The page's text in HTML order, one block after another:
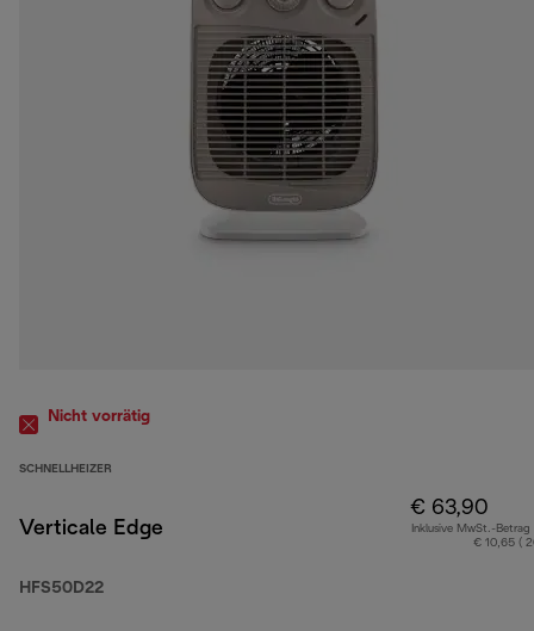
Nicht vorrätig
SCHNELLHEIZER
Verticale Edge
HFS50D22
€ 63,90
Inklusive MwSt.-Betrag
€ 10,65 (